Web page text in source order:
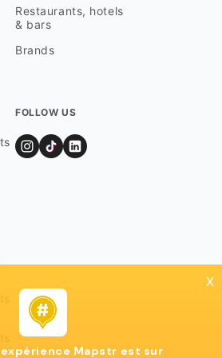
Restaurants, hotels
& bars
Brands
FOLLOW US
x
Mapstr est sur